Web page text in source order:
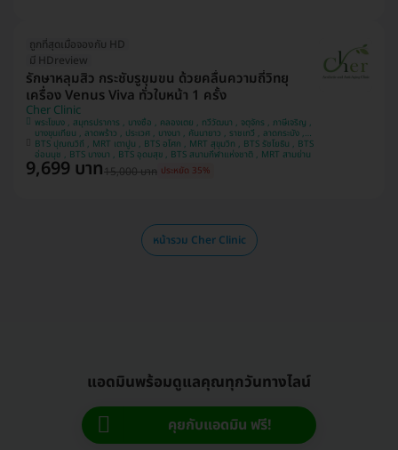
ถูกที่สุดเมื่อจองกับ HD
มี HDreview
รักษาหลุมสิว กระชับรูขุมขน ด้วยคลื่นความถี่วิทยุ
เครื่อง Venus Viva ทั่วใบหน้า 1 ครั้ง
Cher Clinic
พระโขนง , สมุทรปราการ , บางซื่อ , คลองเตย , ทวีวัฒนา , จตุจักร , ภาษีเจริญ ,
บางขุนเทียน , ลาดพร้าว , ประเวศ , บางนา , คันนายาว , ราชเทวี , ลาดกระบัง ,
ปทุมวัน , บางแค
BTS ปุณณวิถี , MRT เตาปูน , BTS อโศก , MRT สุขุมวิท , BTS รัชโยธิน , BTS
อ่อนนุช , BTS บางนา , BTS อุดมสุข , BTS สนามกีฬาแห่งชาติ , MRT สามย่าน
9,699 บาท15,000 บาท ประหยัด 35%
หน้ารวม Cher Clinic
แอดมินพร้อมดูแลคุณทุกวันทางไลน์
คุยกับแอดมิน ฟรี!